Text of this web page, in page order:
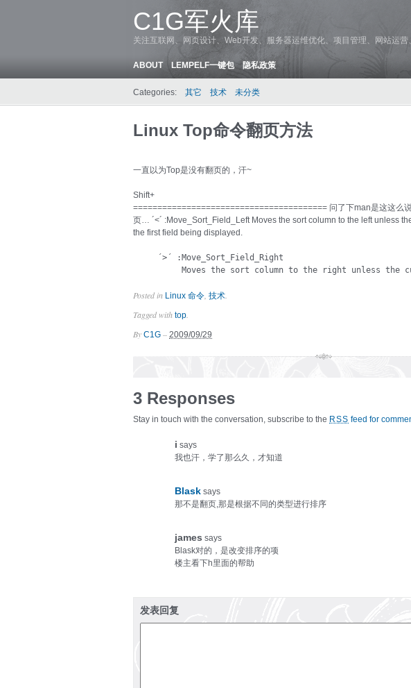
C1G军火库
关注互联网、网页设计、Web开发、服务器运维优化、项目管理、网站运
ABOUT LEMPELF一键包 隐私政策
Categories: 其它 技术 未分类
Linux Top命令翻页方法
一直以为Top是没有翻页的，汗~
Shift+
======================================== 问了下man是这这么
页… ´<´ :Move_Sort_Field_Left Moves the sort column to the left unless
the first field being displayed.
     ´>´ :Move_Sort_Field_Right
Moves the sort column to the right unless the
Posted in Linux 命令 技术
Tagged with top
By C1G – 2009/09/29
3 Responses
Stay in touch with the conversation, subscribe to the RSS feed for
i says
我也汗，学了那么久，才知道
Blask says
那不是翻页,那是根据不同的类型进行排序
james says
Blask对的，是改变排序的项
楼主看下h里面的帮助
发表回复